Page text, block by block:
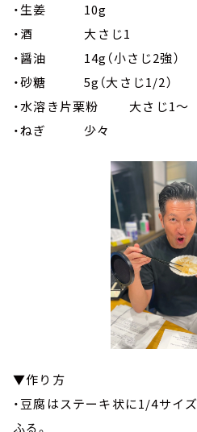
・生姜 10g
・酒 大さじ1
・醤油 14g（小さじ2強）
・砂糖 5g（大さじ1/2）
・水溶き片栗粉 大さじ1～
・ねぎ 少々
▼作り方
・豆腐はステーキ状に1/4サイ
ふる。